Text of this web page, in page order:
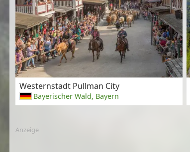
Westernstadt Pullman City
Bayerischer Wald, Bayern
Anzeige